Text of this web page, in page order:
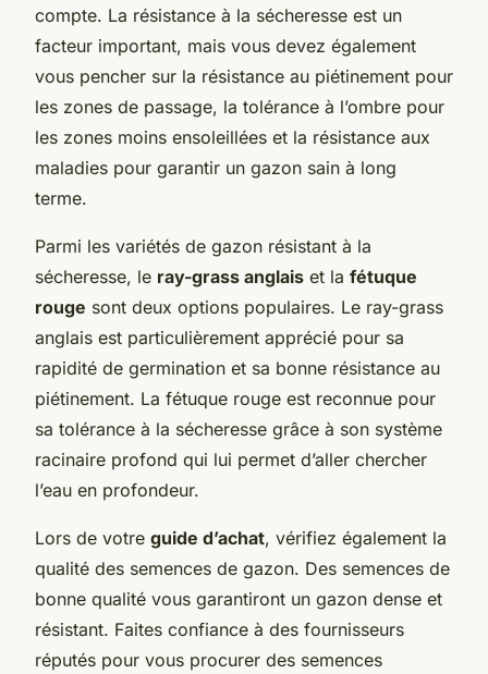
compte. La résistance à la sécheresse est un
facteur important, mais vous devez également
vous pencher sur la résistance au piétinement pour
les zones de passage, la tolérance à l’ombre pour
les zones moins ensoleillées et la résistance aux
maladies pour garantir un gazon sain à long
terme.
Parmi les variétés de gazon résistant à la
sécheresse, le ray-grass anglais et la fétuque
rouge sont deux options populaires. Le ray-grass
anglais est particulièrement apprécié pour sa
rapidité de germination et sa bonne résistance au
piétinement. La fétuque rouge est reconnue pour
sa tolérance à la sécheresse grâce à son système
racinaire profond qui lui permet d’aller chercher
l’eau en profondeur.
Lors de votre guide d’achat, vérifiez également la
qualité des semences de gazon. Des semences de
bonne qualité vous garantiront un gazon dense et
résistant. Faites confiance à des fournisseurs
réputés pour vous procurer des semences